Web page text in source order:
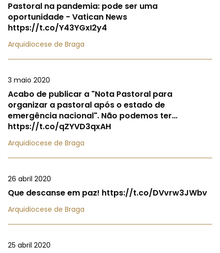
Pastoral na pandemia: pode ser uma
oportunidade - Vatican News
https://t.co/Y43YGxI2y4
Arquidiocese de Braga
3 maio 2020
Acabo de publicar a "Nota Pastoral para
organizar a pastoral após o estado de
emergência nacional". Não podemos ter…
https://t.co/qZYVD3qxAH
Arquidiocese de Braga
26 abril 2020
Que descanse em paz! https://t.co/DVvrw3JWbv
Arquidiocese de Braga
25 abril 2020